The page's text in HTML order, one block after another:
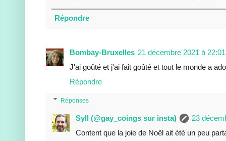
Répondre
Bombay-Bruxelles 21 décembre 2021 à 22:01
J'ai goûté et j'ai fait goûté et tout le monde a
Répondre
Réponses
Syll (@gay_coings sur insta)
23
Content que la joie de Noël ait été un peu